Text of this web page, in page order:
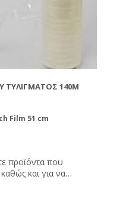
ΤΥΛΊΓΜΑΤΟΣ 140M
Film 51 cm
προϊόντα που
και για να